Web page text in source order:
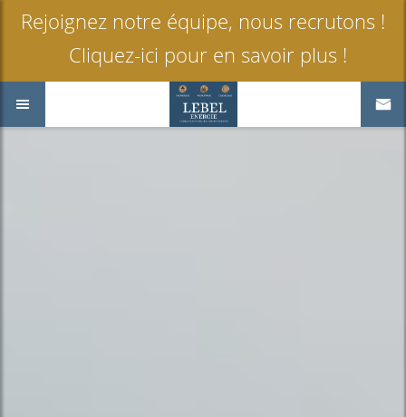
Rejoignez notre équipe, nous recrutons !
Cliquez-ici pour en savoir plus !